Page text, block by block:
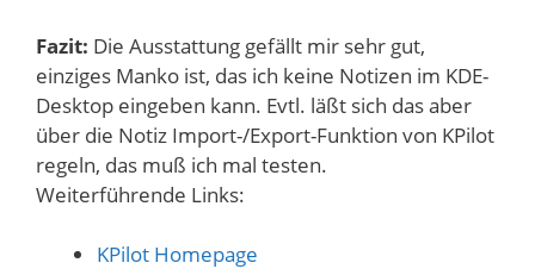
Fazit: Die Ausstattung gefällt mir sehr gut,
einziges Manko ist, das ich keine Notizen im KDE-
Desktop eingeben kann. Evtl. läßt sich das aber
über die Notiz Import-/Export-Funktion von KPilot
regeln, das muß ich mal testen.
Weiterführende Links:
KPilot Homepage